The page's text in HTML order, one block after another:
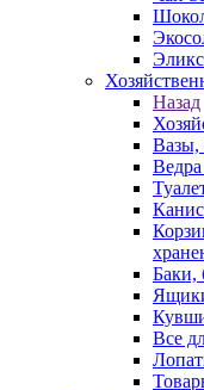
Назад
Вазы,
Баки,
Все